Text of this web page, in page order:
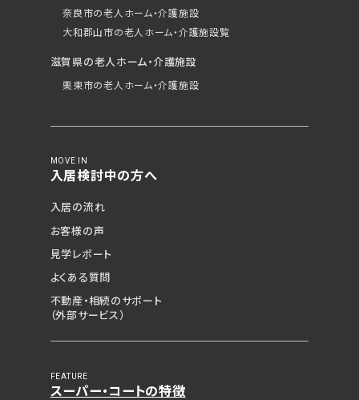
奈良市の老人ホーム・介護施設
大和郡山市の老人ホーム・介護施設覧
滋賀県の老人ホーム・介護施設
栗東市の老人ホーム・介護施設
MOVE IN
入居検討中の方へ
入居の流れ
お客様の声
見学レポート
よくある質問
不動産・相続のサポート
（外部サービス）
FEATURE
スーパー・コートの特徴